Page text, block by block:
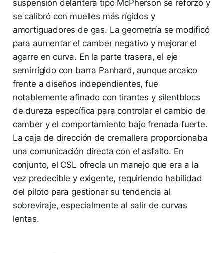
suspensión delantera tipo McPherson se reforzó y
se calibró con muelles más rígidos y
amortiguadores de gas. La geometría se modificó
para aumentar el camber negativo y mejorar el
agarre en curva. En la parte trasera, el eje
semirrígido con barra Panhard, aunque arcaico
frente a diseños independientes, fue
notablemente afinado con tirantes y silentblocs
de dureza específica para controlar el cambio de
camber y el comportamiento bajo frenada fuerte.
La caja de dirección de cremallera proporcionaba
una comunicación directa con el asfalto. En
conjunto, el CSL ofrecía un manejo que era a la
vez predecible y exigente, requiriendo habilidad
del piloto para gestionar su tendencia al
sobreviraje, especialmente al salir de curvas
lentas.